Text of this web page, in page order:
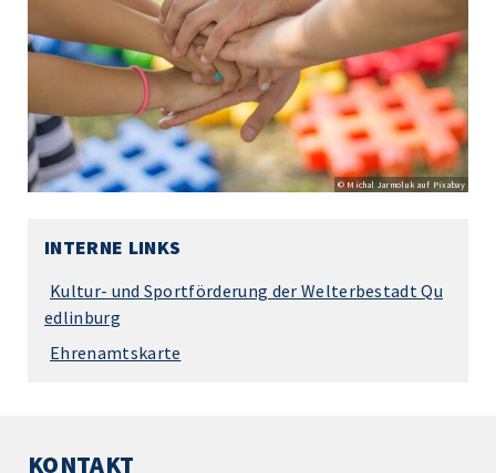
© Michal Jarmoluk auf Pixabay
INTERNE LINKS
Kultur- und Sportförderung der Welterbestadt Qu
edlinburg
Ehrenamtskarte
KONTAKT